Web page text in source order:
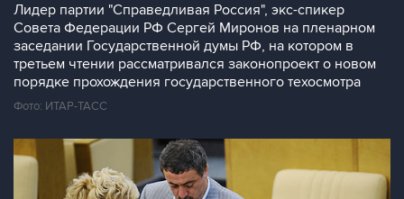
Лидер партии "Справедливая Россия", экс-спикер
Совета Федерации РФ Сергей Миронов на пленарном
заседании Государственной думы РФ, на котором в
третьем чтении рассматривался законопроект о новом
порядке прохождения государственного техосмотра
Фото: ИТАР-ТАСС